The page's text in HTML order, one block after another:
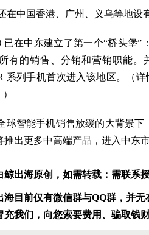
在中国香港、广州、义乌等地设
已在中东建立了第一个“桥头堡
有的销售、分销和营销职能。
系列手机首次进入该地区。（
）
球智能手机销售放缓的大背景
出更多中高端产品，进入中东
鲸出海原创，如需转载：需联系
海目前仅有微信群与QQ群，并
我们，向您索要费用、骗取钱财